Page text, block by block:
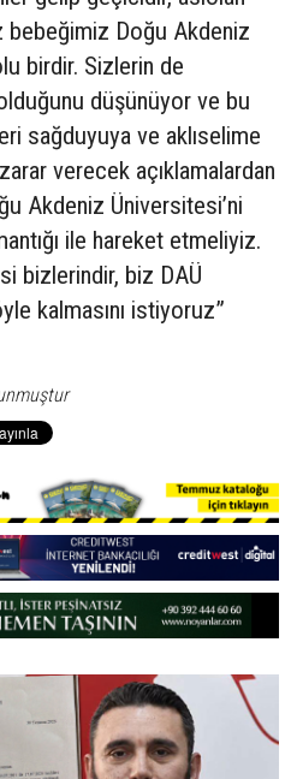
bebeğimiz Doğu Akdeniz
birdir. Sizlerin de
düşünüyor ve bu
sağduyuya ve aklıselime
verecek açıklamalardan
Akdeniz Üniversitesi’ni
ile hareket etmeliyiz.
bizlerindir, biz DAÜ
kalmasını istiyoruz”